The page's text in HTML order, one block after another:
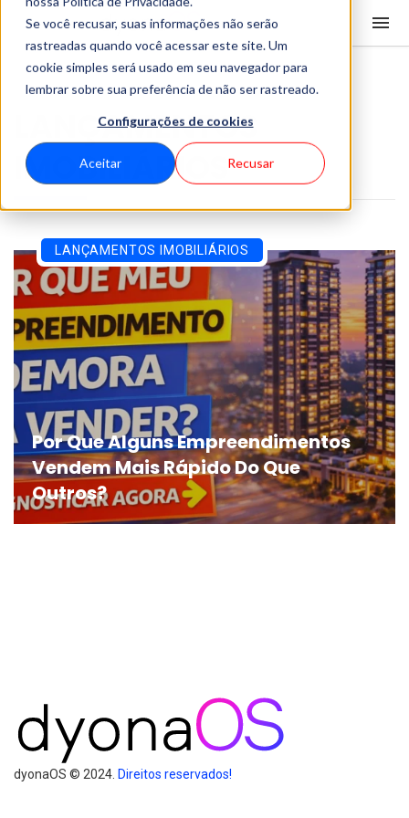
Se você recusar, suas informações não serão
rastreadas quando você acessar este site. Um
cookie simples será usado em seu navegador para
lembrar sobre sua preferência de não ser rastreado.
Configurações de cookies
Aceitar Recusar
LANÇAMENTOS
IMOBILIÁRIOS
Por Que Alguns Empreendimentos
Vendem Mais Rápido Do Que
Outros?
LANÇAMENTOS IMOBILIÁRIOS
dyonaOS © 2024. Direitos reservados!